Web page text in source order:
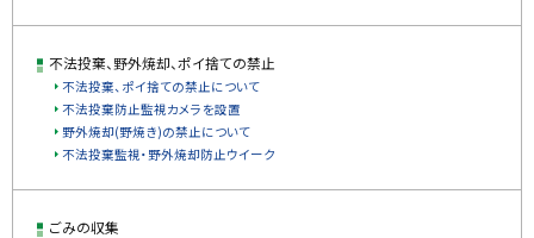
不法投棄、野外焼却、ポイ捨ての禁止
不法投棄、ポイ捨ての禁止について
不法投棄防止監視カメラを設置
野外焼却(野焼き)の禁止について
不法投棄監視・野外焼却防止ウイーク
ごみの収集